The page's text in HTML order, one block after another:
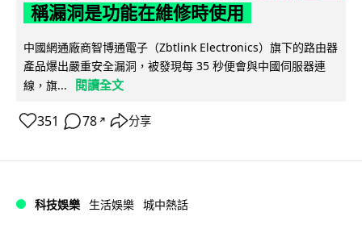
稱漏洞是功能在維修時使用
中國網通廠商智博通電子（Zbtlink Electronics）旗下的路由器
產品爆出嚴重安全漏洞，被發現每 35 秒便會與中國伺服器連
線，旗...
閱讀全文
351 78 ↗ 分享
科技娛樂 生活娛樂 城中熱話